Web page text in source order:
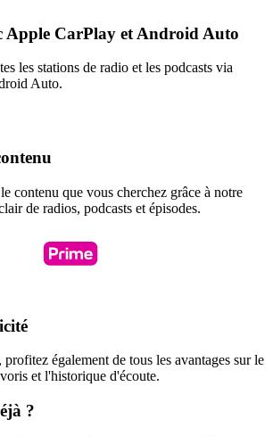
Apple CarPlay et Android Auto
les stations de radio et les podcasts via
Auto.
contenu que vous cherchez grâce à notre
de radios, podcasts et épisodes.
également de tous les avantages sur le
et l'historique d'écoute.
?